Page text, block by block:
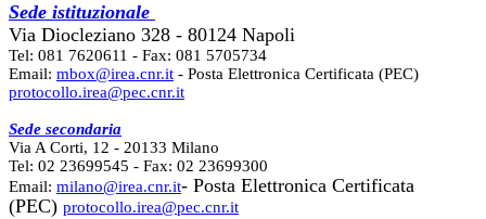
Sede istituzionale
Via Diocleziano 328 - 80124 Napoli
Tel: 081 7620611 - Fax: 081 5705734
Email: mbox@irea.cnr.it - Posta Elettronica Certificata (PEC)
protocollo.irea@pec.cnr.it
Sede secondaria
Via A Corti, 12 - 20133 Milano
Tel: 02 23699545 - Fax: 02 23699300
Email: milano@irea.cnr.it- Posta Elettronica Certificata
(PEC) protocollo.irea@pec.cnr.it